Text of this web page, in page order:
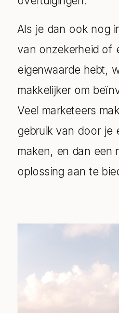
Als je dan ook nog
van onzekerheid of
eigenwaarde hebt,
makkelijker om
Veel marketeers
gebruik van door je
maken, en dan een
oplossing aan te